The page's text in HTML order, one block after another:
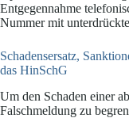
Entgegennahme
Nummer mit
Schadensersatz,
das HinSchG
Um den Schaden einer
Falschmeldung zu